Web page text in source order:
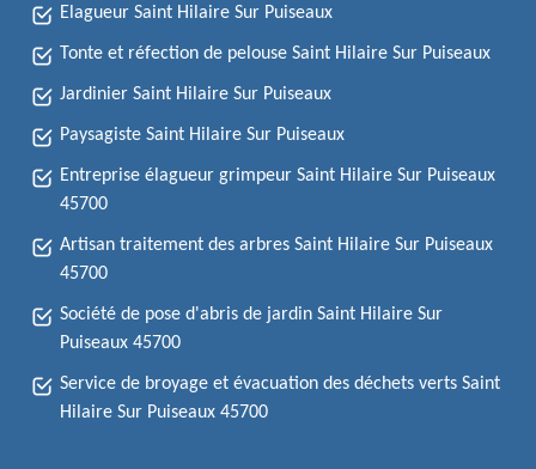
Elagueur Saint Hilaire Sur Puiseaux
Tonte et réfection de pelouse Saint Hilaire Sur Puiseaux
Jardinier Saint Hilaire Sur Puiseaux
Paysagiste Saint Hilaire Sur Puiseaux
Entreprise élagueur grimpeur Saint Hilaire Sur Puiseaux
45700
Artisan traitement des arbres Saint Hilaire Sur Puiseaux
45700
Société de pose d'abris de jardin Saint Hilaire Sur
Puiseaux 45700
Service de broyage et évacuation des déchets verts Saint
Hilaire Sur Puiseaux 45700